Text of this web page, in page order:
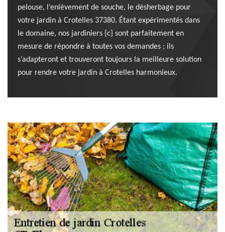
pelouse, l’enlèvement de souche, le désherbage pour
votre jardin à Crotelles 37380. Étant expérimentés dans
le domaine, nos jardiniers {c} sont parfaitement en
mesure de répondre à toutes vos demandes ; ils
s’adapteront et trouveront toujours la meilleure solution
pour rendre votre jardin à Crotelles harmonieux.